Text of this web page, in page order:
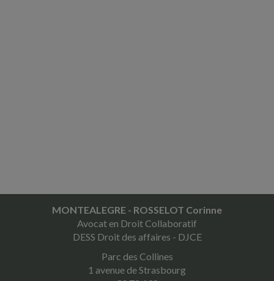
MONTEALEGRE - ROSSELOT Corinne
Avocat en Droit Collaboratif
DESS Droit des affaires - DJCE
Parc des Collines
1 avenue de Strasbourg